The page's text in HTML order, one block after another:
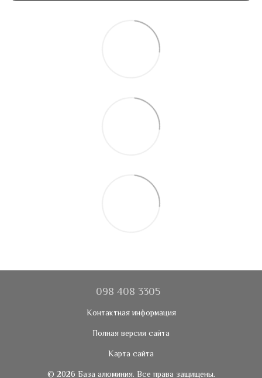
098 408 3305
Контактная информация
Полная версия сайта
Карта сайта
© 2026 База алюминия. Все права защищены.